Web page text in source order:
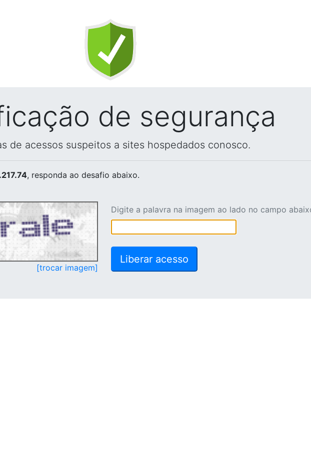
de segurança
de acessos suspeitos a sites hospedados conosco.
, responda ao desafio abaixo.
[trocar imagem]
Digite a palavra na imagem ao lado no campo